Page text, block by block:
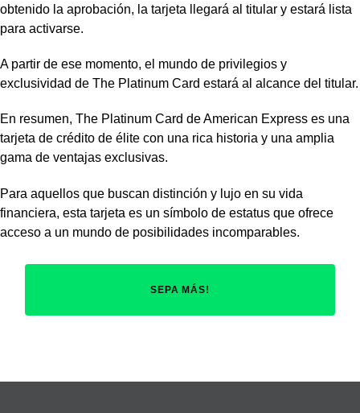
obtenido la aprobación, la tarjeta llegará al titular y estará lista
para activarse.
A partir de ese momento, el mundo de privilegios y
exclusividad de The Platinum Card estará al alcance del titular.
En resumen, The Platinum Card de American Express es una
tarjeta de crédito de élite con una rica historia y una amplia
gama de ventajas exclusivas.
Para aquellos que buscan distinción y lujo en su vida
financiera, esta tarjeta es un símbolo de estatus que ofrece
acceso a un mundo de posibilidades incomparables.
SEPA MÁS!